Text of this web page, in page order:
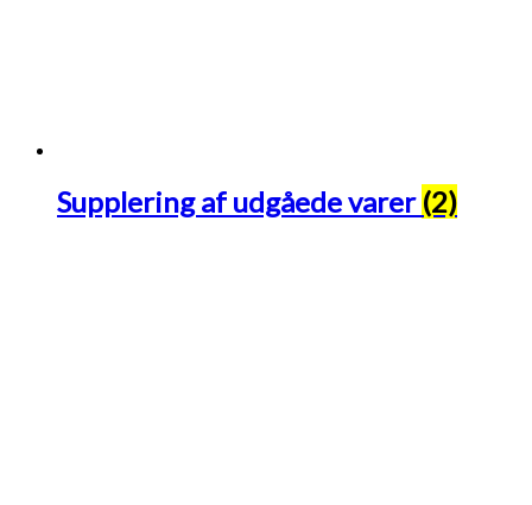
Supplering af udgåede varer (2)